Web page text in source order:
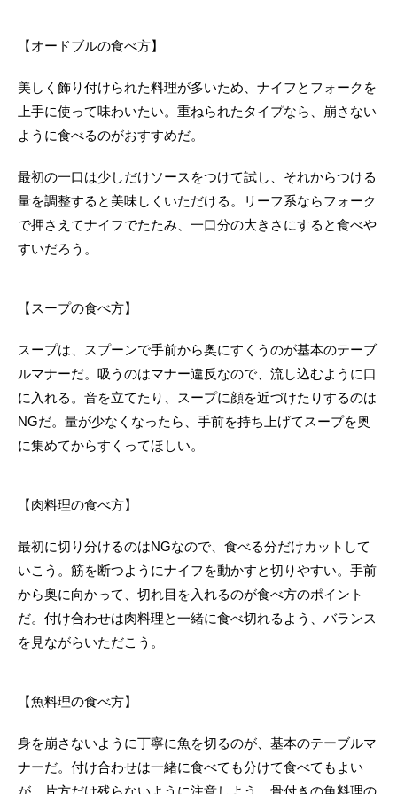
【オードブルの食べ方】
美しく飾り付けられた料理が多いため、ナイフとフォークを
上手に使って味わいたい。重ねられたタイプなら、崩さない
ように食べるのがおすすめだ。
最初の一口は少しだけソースをつけて試し、それからつける
量を調整すると美味しくいただける。リーフ系ならフォーク
で押さえてナイフでたたみ、一口分の大きさにすると食べや
すいだろう。
【スープの食べ方】
スープは、スプーンで手前から奥にすくうのが基本のテーブ
ルマナーだ。吸うのはマナー違反なので、流し込むように口
に入れる。音を立てたり、スープに顔を近づけたりするのは
NGだ。量が少なくなったら、手前を持ち上げてスープを奥
に集めてからすくってほしい。
【肉料理の食べ方】
最初に切り分けるのはNGなので、食べる分だけカットして
いこう。筋を断つようにナイフを動かすと切りやすい。手前
から奥に向かって、切れ目を入れるのが食べ方のポイント
だ。付け合わせは肉料理と一緒に食べ切れるよう、バランス
を見ながらいただこう。
【魚料理の食べ方】
身を崩さないように丁寧に魚を切るのが、基本のテーブルマ
ナーだ。付け合わせは一緒に食べても分けて食べてもよい